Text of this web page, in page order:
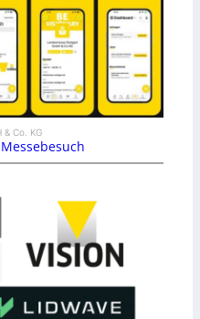
Co. KG